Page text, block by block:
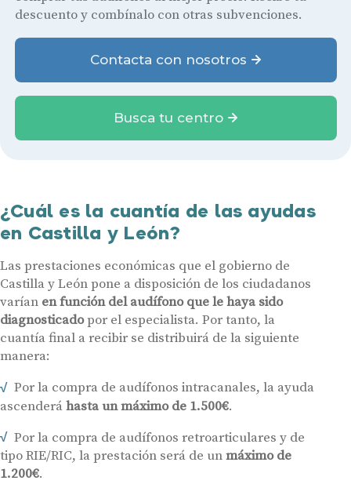
descuento y combínalo con otras subvenciones.
Contacta con nosotros
Busca tu centro
¿Cuál es la cuantía de las ayudas
en Castilla y León?
Las prestaciones económicas que el gobierno de
Castilla y León pone a disposición de los ciudadanos
varían en función del audífono que le haya sido
diagnosticadopor el especialista. Por tanto, la
cuantía final a recibir se distribuirá de la siguiente
manera:
Por la compra de audífonos intracanales, la ayuda
ascenderáhasta un máximo de 1.500€.
Por la compra de audífonos retroarticulares y de
tipo RIE/RIC, la prestación será de unmáximo de
1.200€.